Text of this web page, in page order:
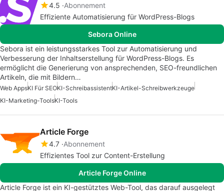
4.5 Abonnement
Effiziente Automatisierung für WordPress-Blogs
Sebora Online
Sebora ist ein leistungsstarkes Tool zur Automatisierung und
Verbesserung der Inhaltserstellung für WordPress-Blogs. Es
ermöglicht die Generierung von ansprechenden, SEO-freundlichen
Artikeln, die mit Bildern…
Web AppsKI Für SEOKI-SchreibassistentKI-Artikel-Schreibwerkzeuge
KI-Marketing-ToolsKI-Tools
Article Forge
4.7 Abonnement
Effizientes Tool zur Content-Erstellung
Article Forge Online
Article Forge ist ein KI-gestütztes Web-Tool, das darauf ausgelegt